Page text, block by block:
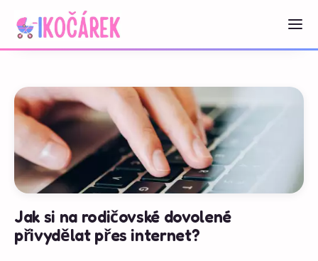
Jak si na rodičovské dovolené
přivydělat přes internet?